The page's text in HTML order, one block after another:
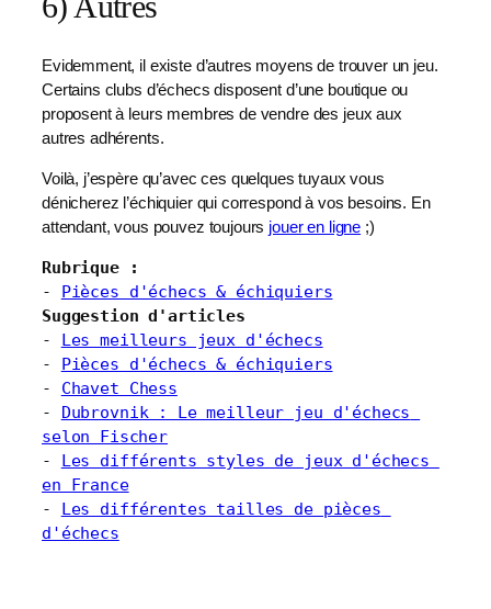
Evidemment, il existe d’autres moyens de trouver un jeu.
Certains clubs d’échecs disposent d’une boutique ou
proposent à leurs membres de vendre des jeux aux
autres adhérents.
Voilà, j’espère qu’avec ces quelques tuyaux vous
dénicherez l’échiquier qui correspond à vos besoins. En
attendant, vous pouvez toujours jouer en ligne ;)
Rubrique :
- Pièces d'échecs & échiquiers
Suggestion d'articles
- Les meilleurs jeux d'échecs
- Pièces d'échecs & échiquiers
- Chavet Chess
- Dubrovnik : Le meilleur jeu d'échecs
selon Fischer
- Les différents styles de jeux d'échecs
en France
- Les différentes tailles de pièces
d'échecs